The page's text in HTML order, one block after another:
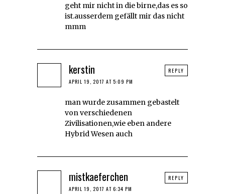
geht mir nicht in die birne,das es so
ist.ausserdem gefällt mir das nicht
mmm
kerstin
APRIL 19, 2017 AT 5:09 PM
man wurde zusammen gebastelt
von verschiedenen
Zivilisationen,wie eben andere
Hybrid Wesen auch
REPLY
mistkaeferchen
APRIL 19, 2017 AT 6:34 PM
REPLY